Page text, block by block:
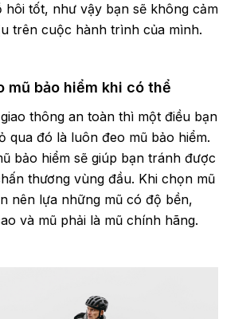
hôi tốt, như vậy bạn sẽ không cảm
trên cuộc hành trình của mình.
mũ bảo hiểm khi có thể
thông an toàn thì một điều bạn
qua đó là luôn đeo mũ bảo hiểm.
bảo hiểm sẽ giúp bạn tránh được
thương vùng đầu. Khi chọn mũ
nên lựa những mũ có độ bền,
và mũ phải là mũ chính hãng.